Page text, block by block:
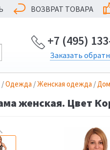
ВОЗВРАТ ТОВАРА
+7 (495)
Заказать
/Одежда /Женская одежда /
женская. Цвет